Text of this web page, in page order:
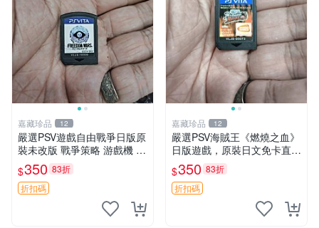
嘉藏珍品 12
嚴選PSV遊戲自由戰爭日版原
裝未改版 戰爭策略 游戲機 遊
玩好物
$350 83折
折扣碼
嘉藏珍品 12
嚴選PSV海賊王《燃燒之血》
日版遊戲，原裝日文免卡直玩
海賊王 PSV 測試版 游戲
$350 83折
折扣碼